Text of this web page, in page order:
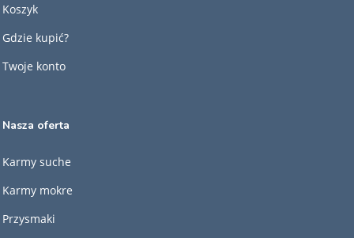
Koszyk
Gdzie kupić?
Twoje konto
Nasza oferta
Karmy suche
Karmy mokre
Przysmaki